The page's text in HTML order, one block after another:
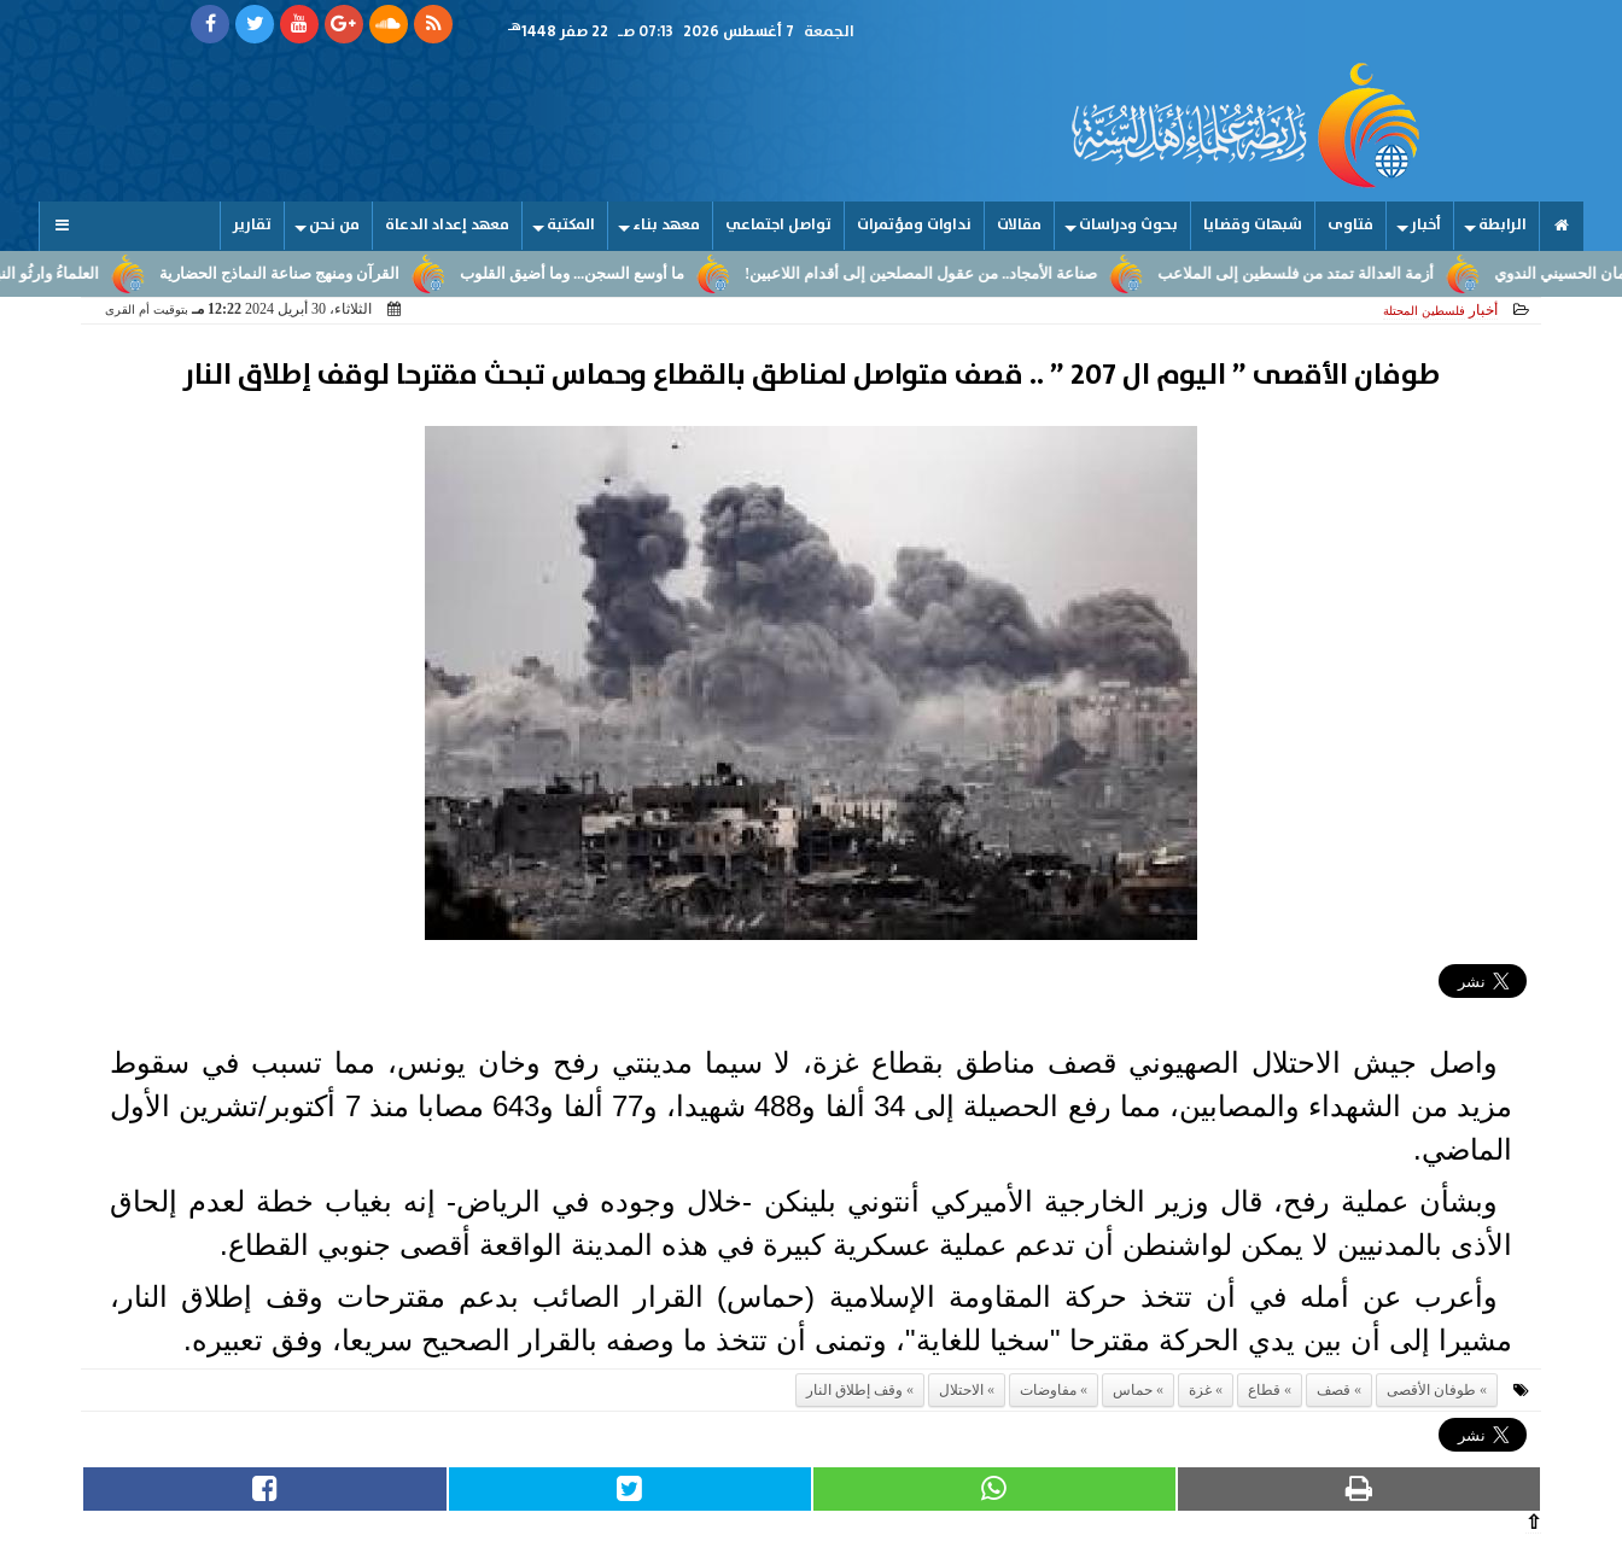
الجمعة 07:13 صـ هـ
الرابطة أخبار فتاوى شبهات وقضايا بحوث ودراسات مقالات نداوات ومؤتمرات تواصل اجتماعي معهد بناء المكتبة معهد إعداد الدعاة من نحن تقارير
العلماءُ وارثُو النبوّة: من بلاغ الرسالة القرآن ومنهج صناعة النماذج الحضارية ما أوسع السجن... وما أضيق القلوب صناعة الأمجاد.. من عقول المصلحين إلى أقدام اللاعبين! أزمة العدالة تمتد من فلسطين إلى الملاعب
أخبار فلسطين المحتلة الثلاثاء، 30 أبريل 2024 12:22 مـ بتوقيت أم القرى
طوفان الأقصى ” اليوم ال 207 ” .. قصف متواصل لمناطق بالقطاع وحماس تبحث مقترحا لوقف إطلاق النار
واصل جيش الاحتلال الصهيوني قصف مناطق بقطاع غزة، لا سيما مدينتي رفح وخان يونس، مما تسبب في سقوط
مزيد من الشهداء والمصابين، مما رفع الحصيلة إلى 34 ألفا و488 شهيدا، و77 ألفا و643 مصابا منذ 7 أكتوبر/تشرين الأول
الماضي.
وبشأن عملية رفح، قال وزير الخارجية الأميركي أنتوني بلينكن -خلال وجوده في الرياض- إنه بغياب خطة لعدم إلحاق
الأذى بالمدنيين لا يمكن لواشنطن أن تدعم عملية عسكرية كبيرة في هذه المدينة الواقعة أقصى جنوبي القطاع.
وأعرب عن أمله في أن تتخذ حركة المقاومة الإسلامية (حماس) القرار الصائب بدعم مقترحات وقف إطلاق النار،
مشيرا إلى أن بين يدي الحركة مقترحا "سخيا للغاية"، وتمنى أن تتخذ ما وصفه بالقرار الصحيح سريعا، وفق تعبيره.
طوفان الأقصى قصف قطاع غزة حماس مفاوضات الاحتلال وقف إطلاق النار
⇧